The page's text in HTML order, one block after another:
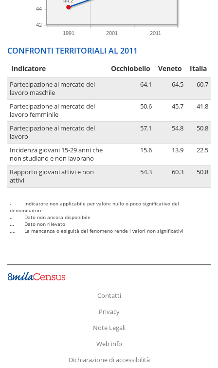
1991 2001 2011
42
44
CONFRONTI TERRITORIALI AL 2011
Indicatore Occhiobello Veneto Italia
Partecipazione al mercato del
lavoro maschile
64.1 64.5 60.7
Partecipazione al mercato del
lavoro femminile
50.6 45.7 41.8
Partecipazione al mercato del
lavoro
57.1 54.8 50.8
Incidenza giovani 15-29 anni che
non studiano e non lavorano
15.6 13.9 22.5
Rapporto giovani attivi e non
attivi
54.3 60.3 50.8
-
Indicatore non applicabile per valore nullo o poco significativo del
denominatore
..
Dato non ancora disponibile
...
Dato non rilevato
....
La mancanza o esiguità del fenomeno rende i valori non significativi
Contatti
Privacy
Note Legali
Web info
Dichiarazione di accessibilità